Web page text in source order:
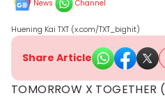
News Channel
Huening Kai TXT (x.com/TXT_bighit)
Share Article
TOMORROW X TOGETHER (